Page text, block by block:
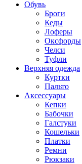
Обувь
Броги
Кеды
Лоферы
Оксфорды
Челси
Туфли
Верхняя одежда
Куртки
Пальто
Аксессуары
Кепки
Бабочки
Галстуки
Кошельки
Платки
Ремни
Рюкзаки